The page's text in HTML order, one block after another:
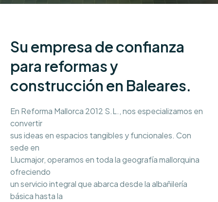
Su empresa de confianza
para reformas y
construcción en Baleares.
En Reforma Mallorca 2012 S.L., nos especializamos en
convertir
sus ideas en espacios tangibles y funcionales. Con
sede en
Llucmajor, operamos en toda la geografía mallorquina
ofreciendo
un servicio integral que abarca desde la albañilería
básica hasta la